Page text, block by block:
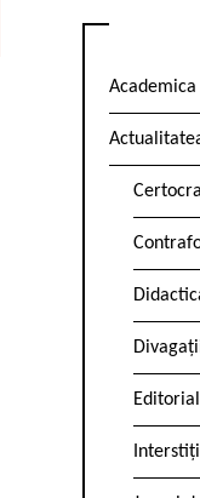
Academica
Editorial